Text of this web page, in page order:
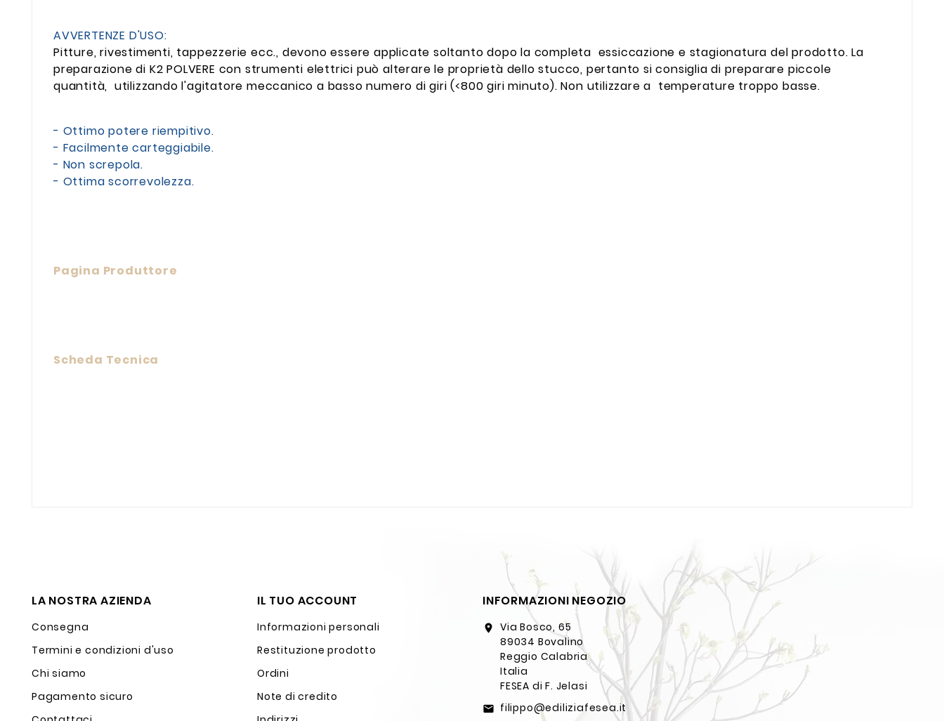
AVVERTENZE D'USO:
Pitture, rivestimenti, tappezzerie ecc., devono essere applicate soltanto dopo la completa essiccazione e stagionatura del prodotto. La
preparazione di K2 POLVERE con strumenti elettrici può alterare le proprietà dello stucco, pertanto si consiglia di preparare piccole
quantità, utilizzando l'agitatore meccanico a basso numero di giri (<800 giri minuto). Non utilizzare a temperature troppo basse.
- Ottimo potere riempitivo.
- Facilmente carteggiabile.
- Non screpola.
- Ottima scorrevolezza.
Pagina Produttore
Scheda Tecnica
LA NOSTRA AZIENDA
Consegna
Termini e condizioni d'uso
Chi siamo
Pagamento sicuro
IL TUO ACCOUNT
Informazioni personali
Restituzione prodotto
Ordini
Note di credito
INFORMAZIONI NEGOZIO
location_on
Via Bosco, 65
89034 Bovalino
Reggio Calabria
Italia
FESEA di F. Jelasi
email filippo@ediliziafesea.it